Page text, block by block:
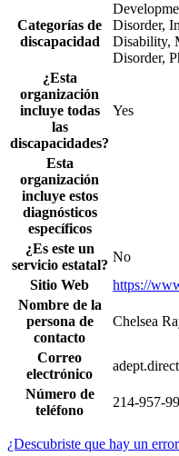
Categorías de
discapacidad
Disorder,
Disability,
Disorder,
¿Esta
organización
incluye todas
las
discapacidades?
Yes
Esta
organización
incluye estos
diagnósticos
específicos
¿Es este un
servicio estatal?
No
Sitio Web
https://
Nombre de la
persona de
contacto
Chelsea
Correo
electrónico
Número de
teléfono
214-957-
¿Descubriste que hay un